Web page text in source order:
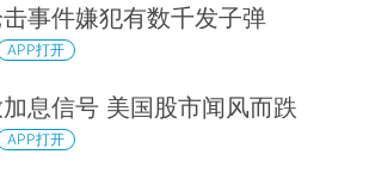
事件嫌犯有数千发子弹
APP打开
息信号 美国股市闻风而跌
APP打开